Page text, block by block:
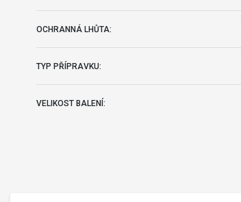
OCHRANNÁ LHŮTA:
TYP PŘÍPRAVKU:
VELIKOST BALENÍ: